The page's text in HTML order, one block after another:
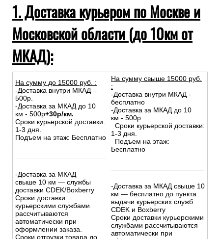
1. Доставка курьером по Москве и
Московской области (до 10км от
МКАД):
На сумму до 15000 руб. :
-Доставка внутри МКАД –
500р.
-Доставка за МКАД до 10
км - 500р+30р/км.
Сроки курьерской доставки:
1-3 дня.
Подъем на этаж: Бесплатно
-Доставка за МКАД
свыше 10 км — службы
доставки CDEK/Boxberry
Сроки доставки
курьерскими службами
рассчитываются
автоматически при
оформлении заказа.
Сроки отгрузки товара до
На сумму свыше 15000 руб.
:
-Доставка внутри МКАД -
бесплатно
-Доставка за МКАД до 10
км - 500р.
Сроки курьерской доставки:
1-3 дня.
Подъем на этаж:
Бесплатно
-Доставка за МКАД свыше 10
км — бесплатно до пункта
выдачи курьерских служб
CDEK и Boxberry
Сроки доставки курьерскими
службами рассчитываются
автоматически при